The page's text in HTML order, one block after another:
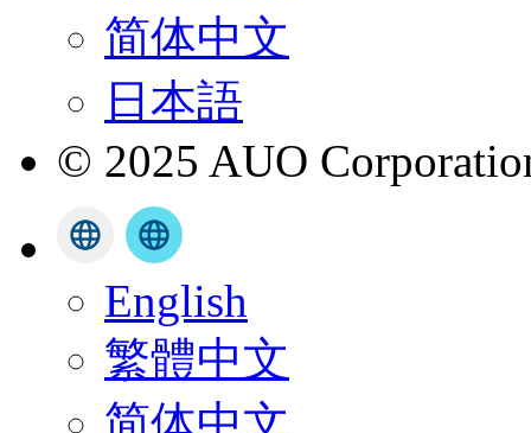
简体中文
日本語
© 2025 AUO
English
繁體中文